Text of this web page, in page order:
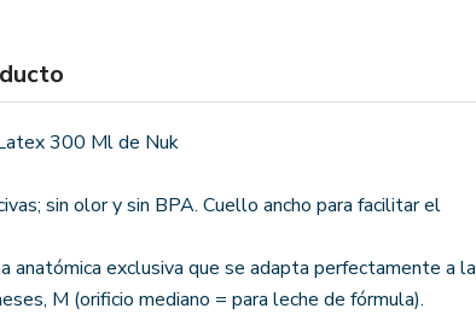
300 Ml de Nuk
sin olor y sin BPA. Cuello ancho para facilitar el
anatómica exclusiva que se adapta perfectamente a la
M (orificio mediano = para leche de fórmula).